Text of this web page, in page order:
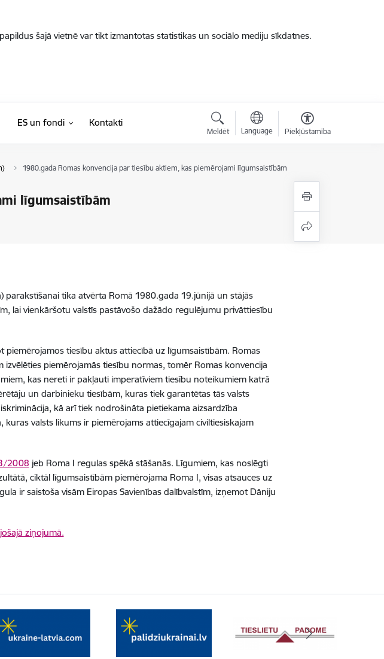
šajā vietnē var tikt izmantotas statistikas un sociālo mediju sīkdatnes.
ES un fondi Kontakti
Meklēt Language Piekļūstamība
1980.gada Romas konvencija par tiesību aktiem, kas piemērojami līgumsaistībām
līgumsaistībām
parakstīšanai tika atvērta Romā 1980.gada 19.jūnijā un stājās
lai vienkāršotu valstīs pastāvošo dažādo regulējumu privāttiesību
tiesību aktus attiecībā uz līgumsaistībām. Romas
piemērojamās tiesību normas, tomēr Romas konvencija
kas nereti ir pakļauti imperatīviem tiesību noteikumiem katrā
un darbinieku tiesībām, kuras tiek garantētas tās valsts
kā arī tiek nodrošināta pietiekama aizsardzība
valsts likums ir piemērojams attiecīgajam civiltiesiskajam
2008 jeb Roma I regulas spēkā stāšanās. Līgumiem, kas noslēgti
ciktāl līgumsaistībām piemērojama Roma I, visas atsauces uz
ir saistoša visām Eiropas Savienības dalībvalstīm, izņemot Dāniju
ziņojumā.